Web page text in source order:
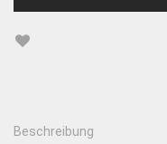
Beschreibung